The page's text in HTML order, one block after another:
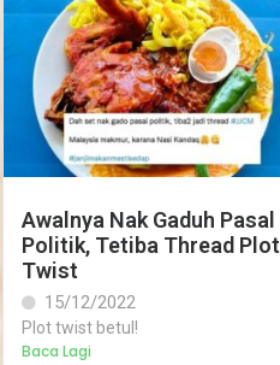
Awalnya Nak Gaduh Pasal
Politik, Tetiba Thread Plot
Twist
15/12/2022
Plot twist betul!
Baca Lagi